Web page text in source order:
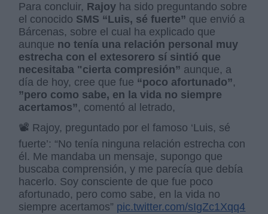
Para concluir, Rajoy ha sido preguntando sobre
el conocido SMS “Luis, sé fuerte” que envió a
Bárcenas, sobre el cual ha explicado que
aunque no tenía una relación personal muy
estrecha con el extesorero sí sintió que
necesitaba "cierta compresión” aunque, a
día de hoy, cree que fue “poco afortunado”,
”pero como sabe, en la vida no siempre
acertamos”, comentó al letrado,
📽 Rajoy, preguntado por el famoso ‘Luis, sé
fuerte’: “No tenía ninguna relación estrecha con
él. Me mandaba un mensaje, supongo que
buscaba comprensión, y me parecía que debía
hacerlo. Soy consciente de que fue poco
afortunado, pero como sabe, en la vida no
siempre acertamos” pic.twitter.com/sIgZc1Xqq4